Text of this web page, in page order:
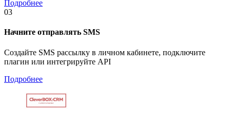
Подробнее
03
Начните отправлять SMS
Создайте SMS рассылку в личном кабинете, подключите
плагин или интегрируйте API
Подробнее